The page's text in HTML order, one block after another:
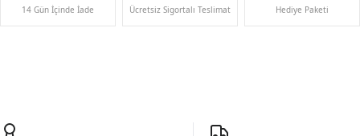
14 Gün İçinde İade
Ücretsiz Sigortalı Teslimat
Hediye Paketi